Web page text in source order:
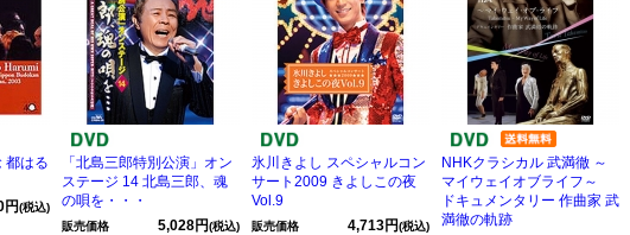
都はる
円(税込)
「北島三郎特別公演」オン
ステージ 14 北島三郎、魂
の唄を・・・
販売価格 5,028円(税込)
氷川きよし スペシャルコン
サート2009 きよしこの夜
Vol.9
販売価格 4,713円(税込)
NHKクラシカル 武満徹 ～
マイウェイオブライフ～
ドキュメンタリー 作曲家 武
満徹の軌跡